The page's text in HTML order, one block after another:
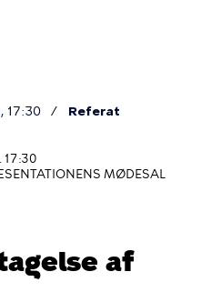
17:30 Referat
17:30
MØDESAL
af